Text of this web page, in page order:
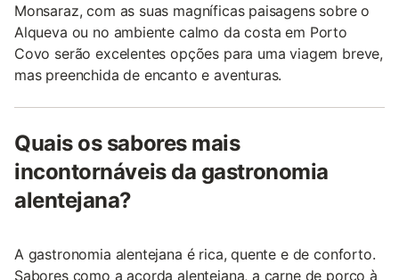
Monsaraz, com as suas magníficas paisagens sobre o
Alqueva ou no ambiente calmo da costa em Porto
Covo serão excelentes opções para uma viagem breve,
mas preenchida de encanto e aventuras.
Quais os sabores mais
incontornáveis da gastronomia
alentejana?
A gastronomia alentejana é rica, quente e de conforto.
Sabores como a açorda alentejana, a carne de porco à